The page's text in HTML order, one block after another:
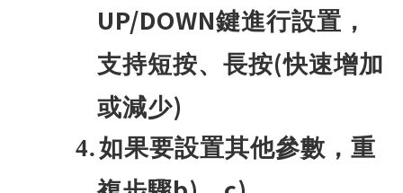
UP/DOWN鍵進行設置，
支持短按、長按(快速增加
或減少)
4.如果要設置其他參數，重